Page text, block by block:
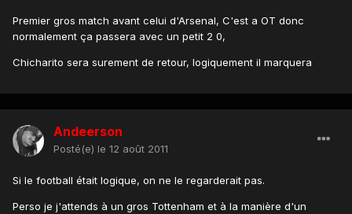
Premier gros match avant celui d'Arsenal, C'est a OT donc
normalement ça passera avec un petit 2 0,
Chicharito sera surement de retour, logiquement il marquera
Andeerson
Posté(e) le 12 août 2011
Si le football était logique, on ne le regarderait pas.
Perso je j'attends à un gros Tottenham et à la manière d'un